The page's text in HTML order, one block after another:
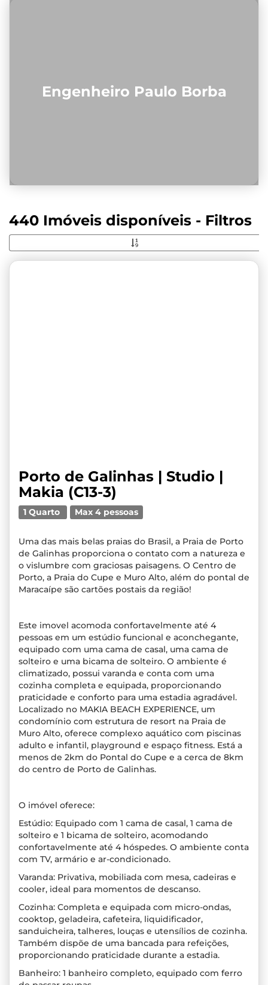
Engenheiro Paulo Borba
440 Imóveis disponíveis - Filtros
Porto de Galinhas | Studio |
Makia (C13-3)
1 Quarto Max 4 pessoas
Uma das mais belas praias do Brasil, a Praia de Porto
de Galinhas proporciona o contato com a natureza e
o vislumbre com graciosas paisagens. O Centro de
Porto, a Praia do Cupe e Muro Alto, além do pontal de
Maracaípe são cartões postais da região!
Este imovel acomoda confortavelmente até 4
pessoas em um estúdio funcional e aconchegante,
equipado com uma cama de casal, uma cama de
solteiro e uma bicama de solteiro. O ambiente é
climatizado, possui varanda e conta com uma
cozinha completa e equipada, proporcionando
praticidade e conforto para uma estadia agradável.
Localizado no MAKIA BEACH EXPERIENCE, um
condomínio com estrutura de resort na Praia de
Muro Alto, oferece complexo aquático com piscinas
adulto e infantil, playground e espaço fitness. Está a
menos de 2km do Pontal do Cupe e a cerca de 8km
do centro de Porto de Galinhas.
O imóvel oferece:
Estúdio: Equipado com 1 cama de casal, 1 cama de
solteiro e 1 bicama de solteiro, acomodando
confortavelmente até 4 hóspedes. O ambiente conta
com TV, armário e ar-condicionado.
Varanda: Privativa, mobiliada com mesa, cadeiras e
cooler, ideal para momentos de descanso.
Cozinha: Completa e equipada com micro-ondas,
cooktop, geladeira, cafeteira, liquidificador,
sanduicheira, talheres, louças e utensílios de cozinha.
Também dispõe de uma bancada para refeições,
proporcionando praticidade durante a estadia.
Banheiro: 1 banheiro completo, equipado com ferro